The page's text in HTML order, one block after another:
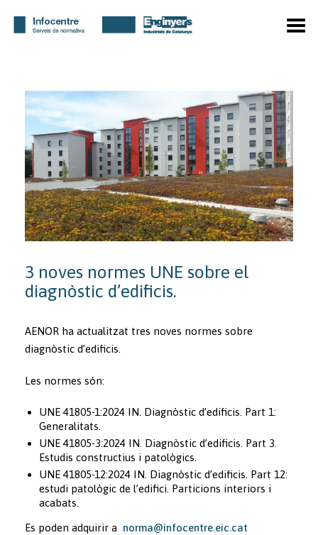
Toggle Menu
3 noves normes UNE sobre el
diagnòstic d’edificis.
AENOR ha actualitzat tres noves normes sobre
diagnòstic d’edificis.
Les normes són:
UNE 41805-1:2024 IN. Diagnòstic d’edificis. Part 1:
Generalitats.
UNE 41805-3:2024 IN. Diagnòstic d’edificis. Part 3.
Estudis constructius i patològics.
UNE 41805-12:2024 IN. Diagnòstic d’edificis. Part 12:
estudi patològic de l’edifici. Particions interiors i
acabats.
Es poden adquirir a norma@infocentre.eic.cat